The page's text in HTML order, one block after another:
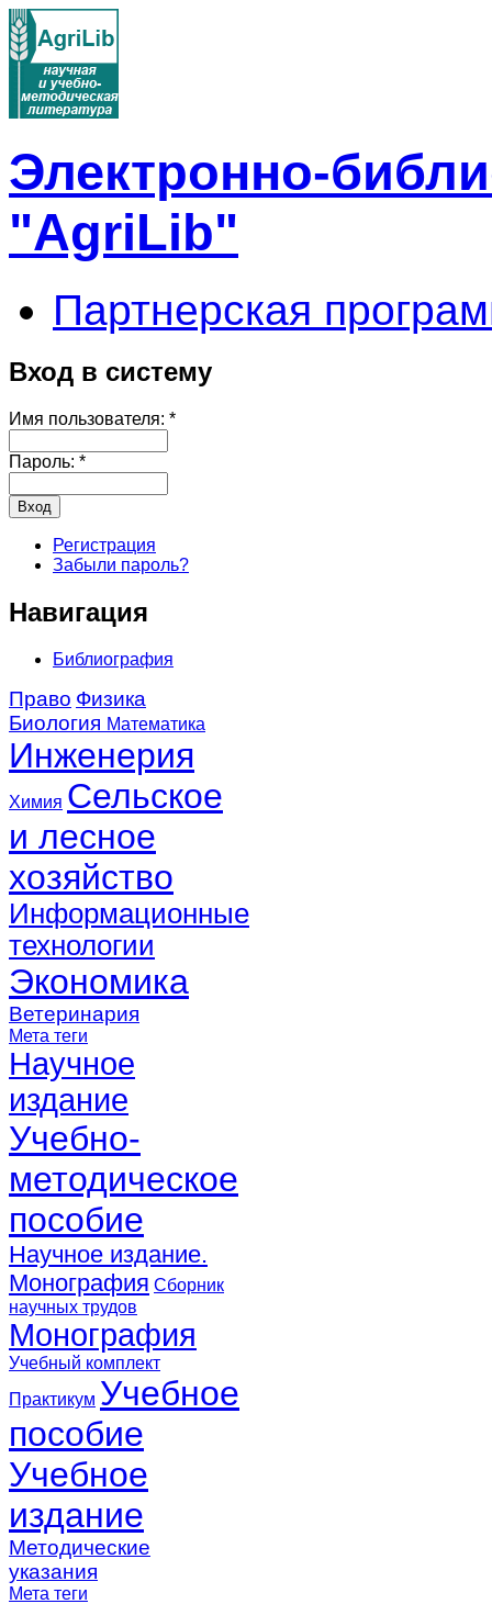
Электронно-
"AgriLib"
Партнерская
Вход в систему
Имя пользователя: *
Пароль: *
Регистрация
Забыли пароль?
Навигация
Библиография
Право Физика
Биология Математика
Инженерия
Химия Сельское
и лесное
хозяйство
Информационные
технологии
Экономика
Ветеринария
Мета теги
Научное
издание
Учебно-
методическое
пособие
Научное издание.
Монография Сборник
научных трудов
Монография
Учебный комплект
Практикум Учебное
пособие
Учебное
издание
Методические
указания
Мета теги